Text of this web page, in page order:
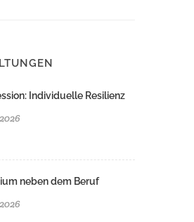
Individuelle Resilienz
neben dem Beruf